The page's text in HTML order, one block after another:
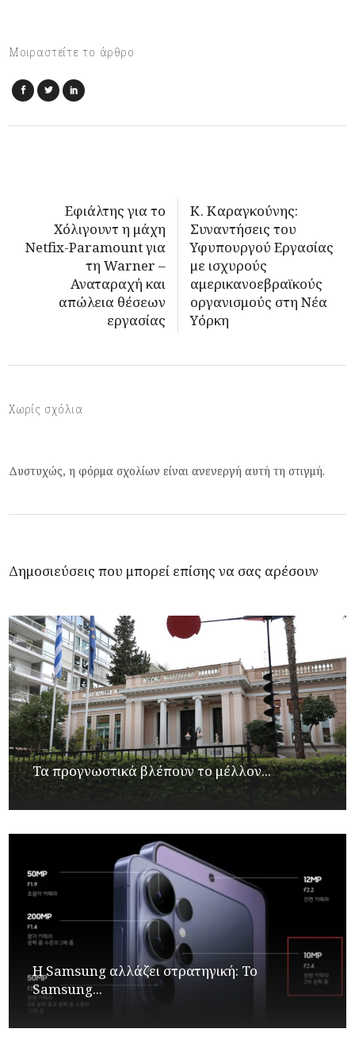
Μοιραστείτε το άρθρο
Εφιάλτης για το
Χόλιγουντ η μάχη
Netfix-Paramount για
τη Warner –
Αναταραχή και
απώλεια θέσεων
εργασίας
Κ. Καραγκούνης:
Συναντήσεις του
Υφυπουργού Εργασίας
με ισχυρούς
αμερικανοεβραϊκούς
οργανισμούς στη Νέα
Υόρκη
Χωρίς σχόλια
Δυστυχώς, η φόρμα σχολίων είναι ανενεργή αυτή τη στιγμή.
Δημοσιεύσεις που μπορεί επίσης να σας αρέσουν
Τα προγνωστικά βλέπουν το μέλλον...
Η Samsung αλλάζει στρατηγική: Το
Samsung...